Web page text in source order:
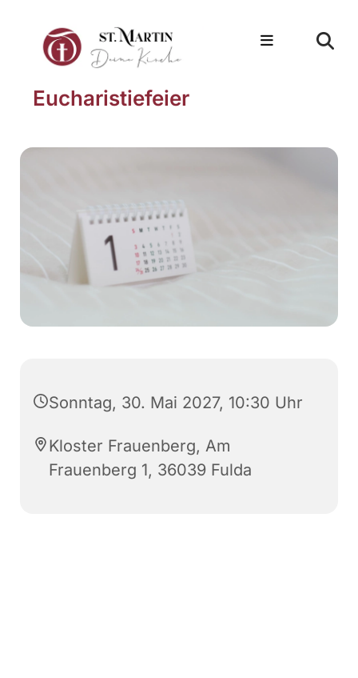
Eucharistiefeier
Sonntag, 30. Mai 2027, 10:30 Uhr
Kloster Frauenberg, Am
Frauenberg 1, 36039 Fulda